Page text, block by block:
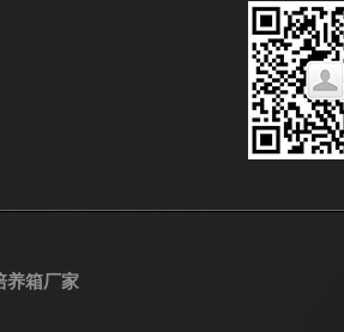
养箱厂家